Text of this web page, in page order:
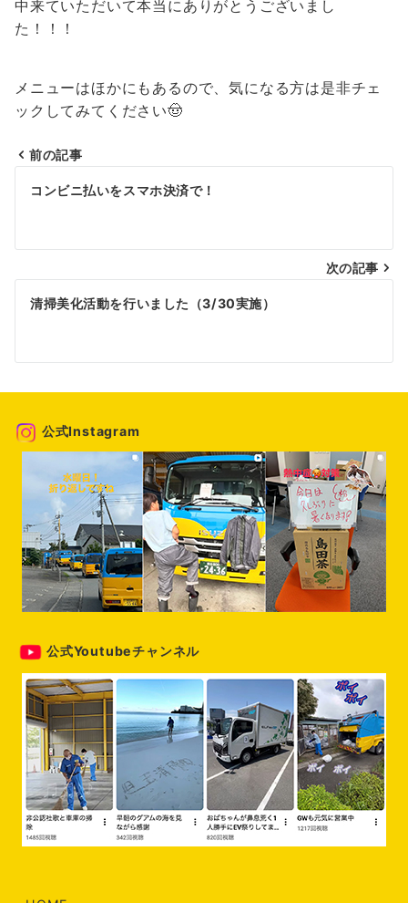
中来ていただいて本当にありがとうございまし
た！！！
メニューはほかにもあるので、気になる方は是非チェ
ックしてみてください🤠
ビ
ゲ
シ
ョ
ン
前の記事
コンビニ払いをスマホ決済で！
次の記事
清掃美化活動を行いました（3/30実施）
公式Instagram
公式Youtubeチャンネル